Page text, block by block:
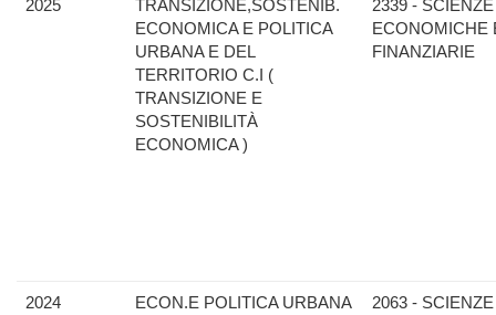
2025
TRANSIZIONE,SOSTENIB.
ECONOMICA E POLITICA
URBANA E DEL
TERRITORIO C.I (
TRANSIZIONE E
SOSTENIBILITÀ
ECONOMICA )
2339 - SCIENZE
ECONOMICHE
FINANZIARIE
2024
ECON.E POLITICA URBANA
2063 - SCIENZE